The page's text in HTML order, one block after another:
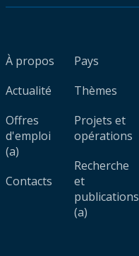
À propos
Actualité
Offres
d'emploi
(a)
Contacts
Pays
Thèmes
Projets et
opérations
Recherche
et
publications
(a)